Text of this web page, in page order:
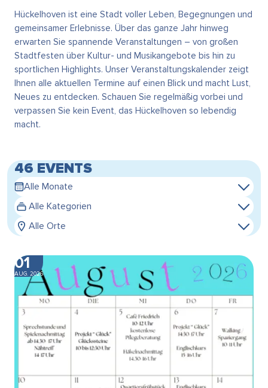
Hückelhoven ist eine Stadt voller Leben, Begegnungen und
gemeinsamer Erlebnisse. Über das ganze Jahr hinweg
erwarten Sie spannende Veranstaltungen – von großen
Stadtfesten über Kultur- und Musikangebote bis hin zu
sportlichen Highlights. Unser Veranstaltungskalender zeigt
Ihnen alle aktuellen Termine auf einen Blick und macht Lust,
Neues zu entdecken. Schauen Sie regelmäßig vorbei und
verpassen Sie kein Event, das Hückelhoven so lebendig
macht.
46 EVENTS
Alle Monate
Alle Kategorien
Alle Orte
01
AUG. 2026